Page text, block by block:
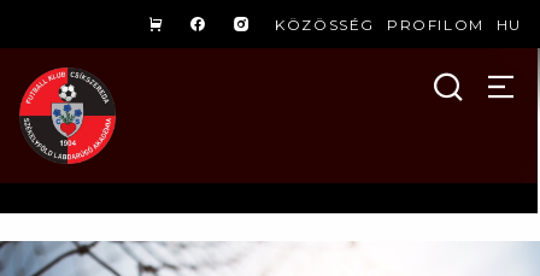
KÖZÖSSÉG PROFILOM HU